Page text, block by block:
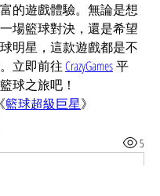
的遊戲體驗。​無論是想
場籃球對決，還是希望
明星，這款遊戲都是不
立即前往 CrazyGames 平
球之旅吧！
籃球超級巨星》
5